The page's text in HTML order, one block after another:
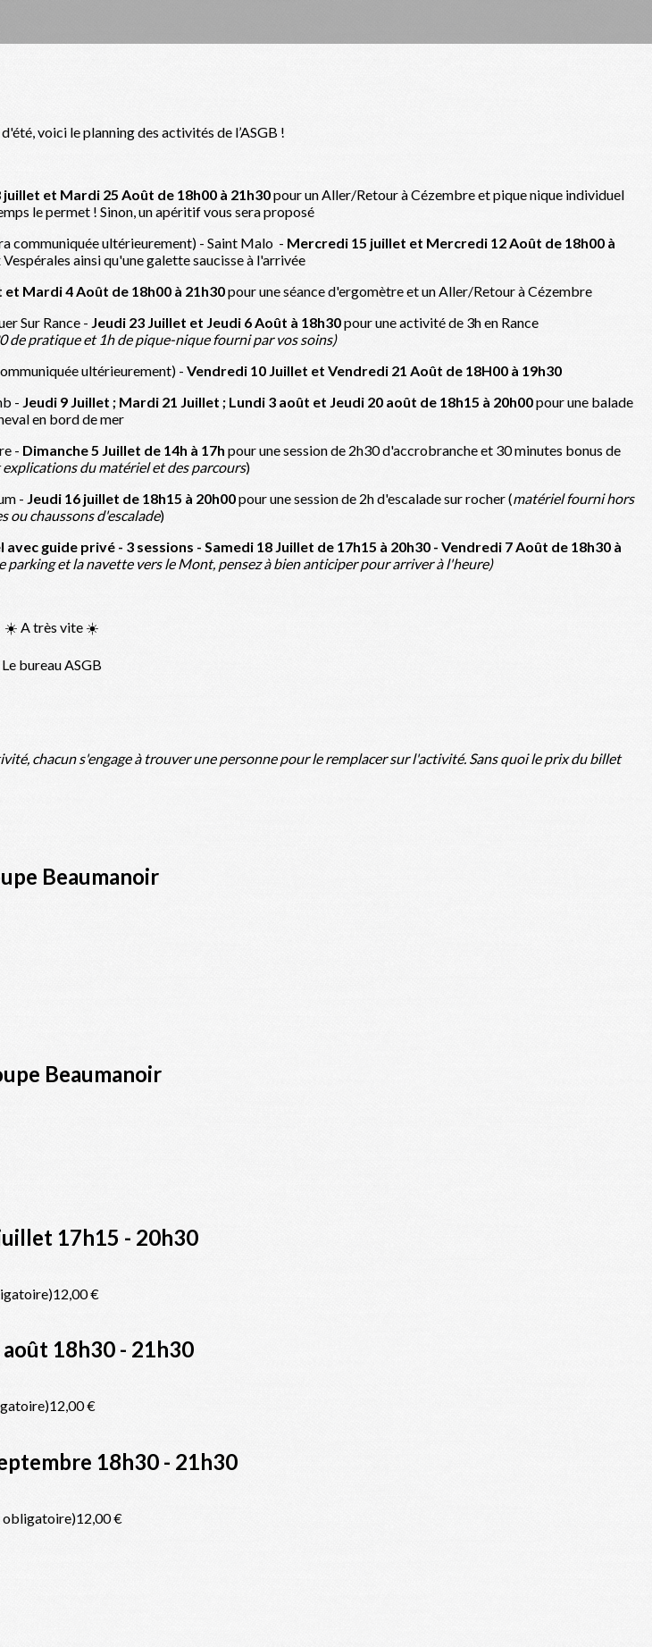
voici le planning des activités de l’ASGB !
et Mardi 25 Août de 18h00 à 21h30pour un Aller/Retour à Cézembre et pique nique individuel
le permet ! Sinon, un apéritif vous sera proposé
communiquée ultérieurement) - Saint Malo - Mercredi 15 juillet et Mercredi 12 Août de 18h00 à
ainsi qu'une galette saucisse à l'arrivée
Mardi 4 Août de 18h00 à 21h30pour une séance d'ergomètre et un Aller/Retour à Cézembre
Sur Rance - Jeudi 23Juillet et Jeudi 6 Août à 18h30pour une activité de 3h en Rance
pratique et 1h de pique-nique fourni par vos soins)
ultérieurement) - Vendredi 10 Juillet et Vendredi 21 Août de 18H00 à 19h30
- Jeudi 9 Juillet ; Mardi 21 Juillet ; Lundi 3 août et Jeudi 20 août de 18h15 à 20h00pour une balade
en bord de mer
- Dimanche 5 Juillet de 14h à 17h pour une session de 2h30 d'accrobranche et 30 minutes bonus de
du matériel et des parcours)
- Jeudi 16 juillet de 18h15 à 20h00pour une session de 2h d'escalade sur rocher (matériel fourni hors
ou chaussons d'escalade)
avec guide privé - 3 sessions - Samedi 18 Juillet de 17h15 à 20h30 - Vendredi 7 Août de 18h30 à
parking et la navette vers le Mont, pensez à bien anticiper pour arriver à l'heure)
☀️ A très vite ☀️
Le bureau ASGB
chacun s'engage à trouver une personne pour le remplacer sur l'activité. Sans quoi le prix du billet
Beaumanoir
Beaumanoir
17h15 - 20h30
12,00 €
18h30 - 21h30
12,00 €
18h30 - 21h30
obligatoire)12,00 €